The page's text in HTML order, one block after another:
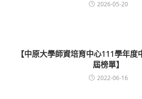
2026-05-20
【中原大學師資培育中心111學年
屆榜單】
2022-06-16